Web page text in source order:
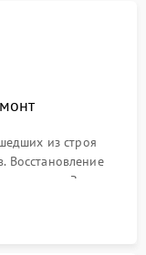
из строя
Восстановление
зума. Замена
положения или